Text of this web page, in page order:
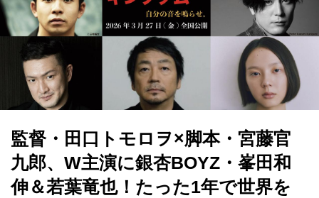
監督・田口トモロヲ×脚本・宮藤官
九郎、W主演に銀杏BOYZ・峯田和
伸＆若葉竜也！たった1年で世界を